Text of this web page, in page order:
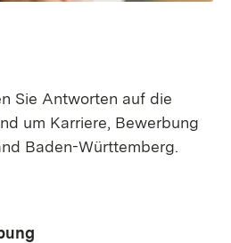
Sie Antworten auf die
um Karriere, Bewerbung
Baden-Württemberg.